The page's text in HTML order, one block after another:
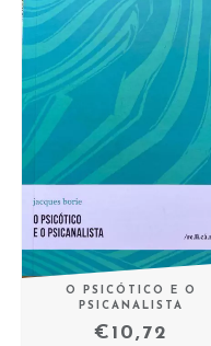
O PSICÓTICO E O
PSICANALISTA
€10,72